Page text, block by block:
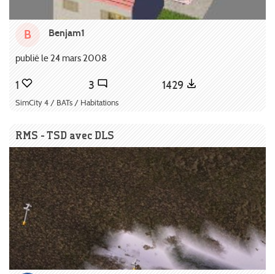
B Benjam1
publié le 24 mars 2008
1 3 1429
SimCity 4 / BATs / Habitations
RMS - TSD avec DLS